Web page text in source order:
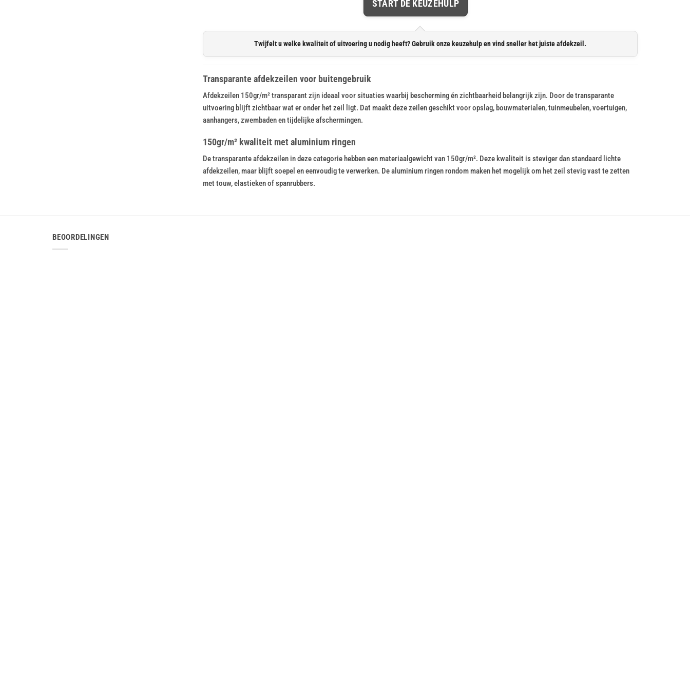
START DE KEUZEHULP
Twijfelt u welke kwaliteit of uitvoering u nodig heeft? Gebruik onze keuzehulp en vind sneller het juiste afdekzeil.
Transparante afdekzeilen voor buitengebruik
Afdekzeilen 150gr/m² transparant zijn ideaal voor situaties waarbij bescherming én zichtbaarheid belangrijk zijn. Door de transparante
uitvoering blijft zichtbaar wat er onder het zeil ligt. Dat maakt deze zeilen geschikt voor opslag, bouwmaterialen, tuinmeubelen, voertuigen,
aanhangers, zwembaden en tijdelijke afschermingen.
150gr/m² kwaliteit met aluminium ringen
De transparante afdekzeilen in deze categorie hebben een materiaalgewicht van 150gr/m². Deze kwaliteit is steviger dan standaard lichte
afdekzeilen, maar blijft soepel en eenvoudig te verwerken. De aluminium ringen rondom maken het mogelijk om het zeil stevig vast te zetten
met touw, elastieken of spanrubbers.
BEOORDELINGEN